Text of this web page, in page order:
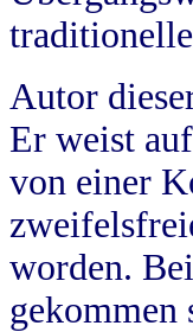
Autor
Er weist
von einer
worden.